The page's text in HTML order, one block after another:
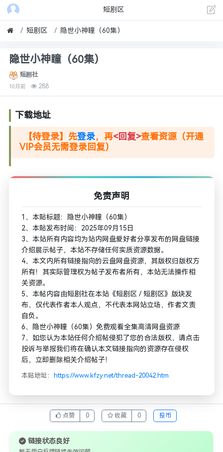
短剧区
短剧区 隐世小神瞳（60集）
隐世小神瞳（60集）
短剧社
10月前 288
下载地址
【待登录】先登录，再<回复>查看资源（开通
VIP会员无需登录回复）
免责声明
1、本贴标题：隐世小神瞳（60集）
2、本贴发布时间：2025年09月15日
3、本站所有内容均为站内网盘爱好者分享发布的网盘链接
介绍展示帖子，本站不存储任何实质资源数据。
4、本文内所有链接指向的云盘网盘资源，其版权归版权方
所有！其实际管理权为帖子发布者所有，本站无法操作相
关资源。
5、本帖内容由短剧社在本站《短剧区 / 短剧区》版块发
布，仅代表作者本人观点，不代表本网站立场，作者文责
自负。
6、隐世小神瞳（60集）免费观看全集高清网盘资源
7、如您认为本站任何介绍帖侵犯了您的合法版权，请点击
投诉与举报我们将在确认本文链接指向的资源存在侵权
后，立即删除相关介绍帖子！
本贴地址： https://www.kfzy.net/thread-20042.htm
点赞 0 收藏 0 投币
链接状态良好